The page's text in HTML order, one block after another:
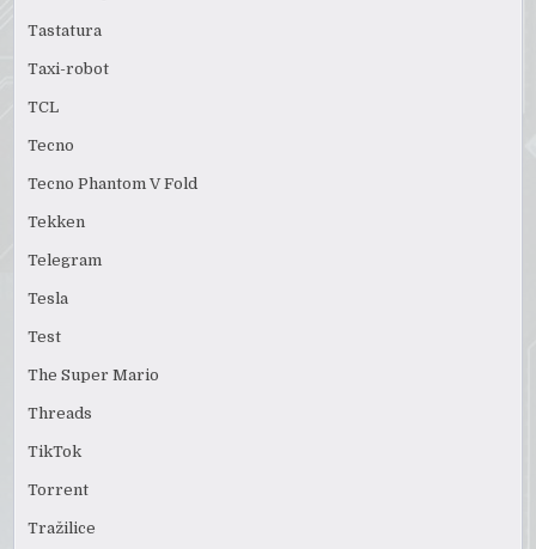
Tastatura
Taxi-robot
TCL
Tecno
Tecno Phantom V Fold
Tekken
Telegram
Tesla
Test
The Super Mario
Threads
TikTok
Torrent
Tražilice